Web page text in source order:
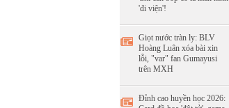
'đi viện'!
Giọt nước tràn ly: BLV
Hoàng Luân xóa bài xin
lỗi, "var" fan Gumayusi
trên MXH
Đỉnh cao huyền học 2026: